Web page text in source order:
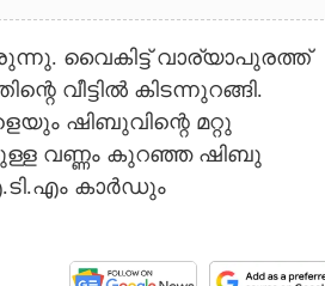
വൈകിട്ട് വാര്യാപുരത്ത്
വീട്ടിൽ കിടന്നുറങ്ങി.
ഷിബുവിന്റെ മറ്റു
വണ്ണം കുറഞ്ഞ ഷിബു
കാർഡും